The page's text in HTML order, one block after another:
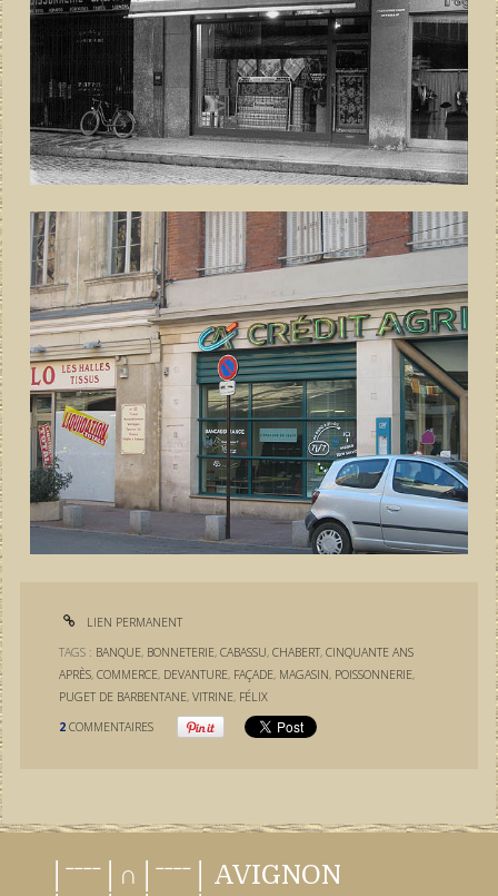
LIEN PERMANENT
TAGS : BANQUE, BONNETERIE,CABASSU,CHABERT,CINQUANTE ANS
APRÈS,COMMERCE, DEVANTURE, FAÇADE, MAGASIN, POISSONNERIE,
PUGET DE BARBENTANE,VITRINE, FÉLIX
2 COMMENTAIRES
│ˉˉˉˉ│∩│ˉˉˉˉ│ AVIGNON